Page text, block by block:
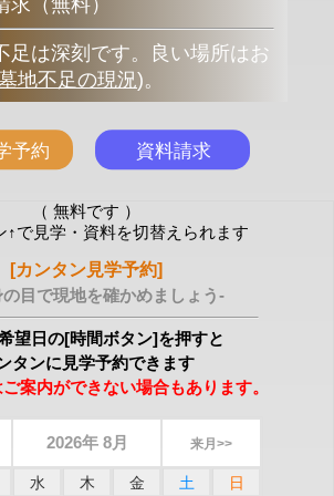
（無料）
は深刻です。良い場所はお
地不足の現況)。
（ 無料です ）
↑で見学・資料を切替えられます
[カンタン見学予約]
目で現地を確かめましょう-
望日の[時間ボタン]を押すと
タンに見学予約できます
ご案内ができない場合もあります。
2026年 8月 来月>>
水 木 金 土 日